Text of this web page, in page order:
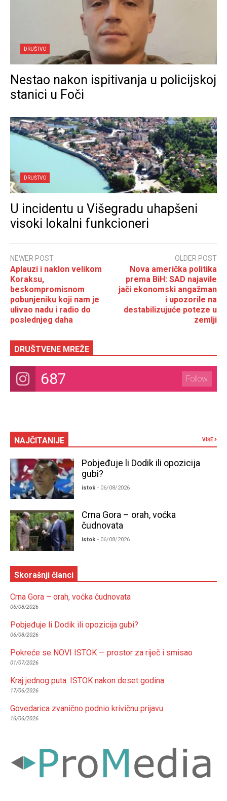
DRUŠTVO
Nestao nakon ispitivanja u policijskoj
stanici u Foči
DRUŠTVO
U incidentu u Višegradu uhapšeni
visoki lokalni funkcioneri
NEWER POST
Aplauzi i naklon velikom
Koraksu,
beskompromisnom
pobunjeniku koji nam je
ulivao nadu i radio do
poslednjeg daha
OLDER POST
Nova američka politika
prema BiH: SAD najavile
jači ekonomski angažman
i upozorile na
destabilizujuće poteze u
zemlji
DRUŠTVENE MREŽE
687 Follow
NAJČITANIJE VIŠE
Pobjeđuje li Dodik ili opozicija
gubi?
istok - 06/08/2026
Crna Gora – orah, voćka
čudnovata
istok - 06/08/2026
Skorašnji članci
Crna Gora – orah, voćka čudnovata
06/08/2026
Pobjeđuje li Dodik ili opozicija gubi?
06/08/2026
Pokreće se NOVI ISTOK — prostor za riječ i smisao
01/07/2026
Kraj jednog puta: ISTOK nakon deset godina
17/06/2026
Govedarica zvanično podnio krivičnu prijavu
16/06/2026